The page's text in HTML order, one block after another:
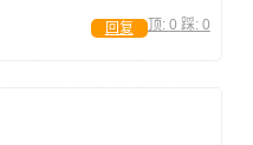
顶: 0 踩: 0
回复